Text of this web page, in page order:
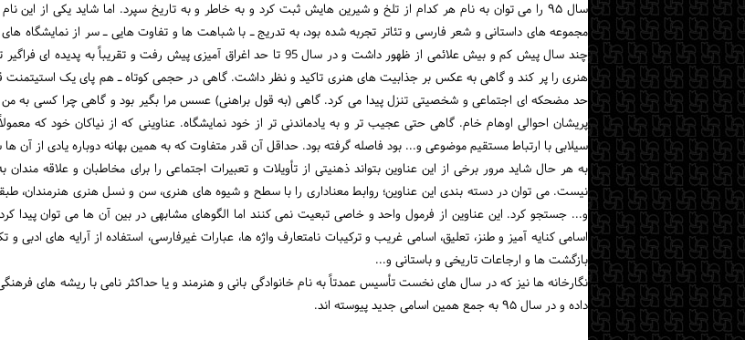
سال ۹۵ را می توان به نام هر کدام از تلخ و شیرین هایش ثبت کرد و به خاطر و به تاریخ سپرد. اما شاید یکی از این
مجموعه های داستانی و شعر فارسی و تئاتر تجربه شده بود، به تدریج ـ با شباهت ها و تفاوت هایی ـ سر از نمایشگاه
چند سال پیش کم و بیش علائمی از ظهور داشت و در سال 95 تا حد اغراق آمیزی پیش
هنری را پر کند و گاهی به عکس بر جذابیت های هنری تاکید و نظر داشت. گاهی در حجمی کوتاه ـ هم پای یک استیتمنت
حد مضحکه ای اجتماعی و شخصیتی تنزل پیدا می کرد. گاهی (به قول براهنی) عسس مرا بگیر بود و گاهی چرا کسی به من
پریشان احوالی اوهام خام. گاهی حتی عجیب تر و به یادماندنی تر از خود نمایشگاه. عناوینی که از نیاکان خود که
سیلابی با ارتباط مستقیم موضوعی و... بود فاصله گرفته بود. حداقل آن قدر متفاوت که به همین بهانه دوباره یادی از آن
به هر حال شاید مرور برخی از این عناوین بتواند ذهنیتی از تأویلات و تعبیرات اجتماعی را برای مخاطبان و علاقه
نیست. می توان در دسته بندی این عناوین؛ روابط معناداری را با سطح و شیوه های هنری، سن و نسل هنری هنرمندان،
و... جستجو کرد. این عناوین از فرمول واحد و خاصی تبعیت نمی کنند اما الگوهای مشابهی در بین آن ها می توان پیدا کرد.
اسامی کنایه آمیز و طنز، تعلیق، اسامی غریب و ترکیبات نامتعارف واژه ها، عبارات غیرفارسی، استفاده از آرایه های
بازگشت ها و ارجاعات تاریخی و باستانی و...
نگارخانه ها نیز که در سال های نخست تأسیس عمدتاً به نام خانوادگی بانی و هنرمند و یا حداکثر نامی با ریشه های
داده و در سال ۹۵ به جمع همین اسامی جدید پیوسته اند.